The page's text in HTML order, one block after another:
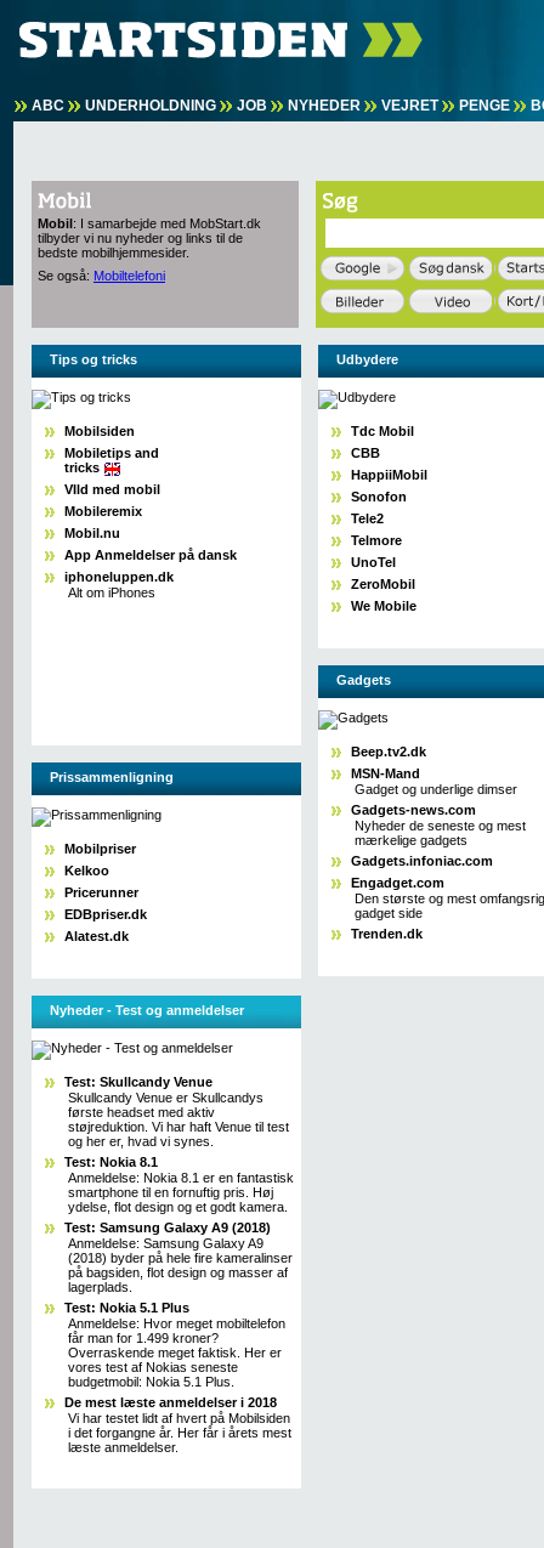
ABC UNDERHOLDNING JOB NYHEDER VEJRET PENGE
Mobil: I samarbejde med MobStart.dk
tilbyder vi nu nyheder og links til de
bedste mobilhjemmesider.
Se også: Mobiltelefoni
Tips og tricks
Mobilsiden
Mobiletips and
tricks
VIld med mobil
Mobileremix
Mobil.nu
App Anmeldelser på dansk
iphoneluppen.dk
Alt om iPhones
Prissammenligning
Mobilpriser
Kelkoo
Pricerunner
EDBpriser.dk
Alatest.dk
Nyheder - Test og anmeldelser
Test: Skullcandy Venue
Skullcandy Venue er Skullcandys
første headset med aktiv
støjreduktion. Vi har haft Venue til test
og her er, hvad vi synes.
Test: Nokia 8.1
Anmeldelse: Nokia 8.1 er en fantastisk
smartphone til en fornuftig pris. Høj
ydelse, flot design og et godt kamera.
Test: Samsung Galaxy A9 (2018)
Anmeldelse: Samsung Galaxy A9
(2018) byder på hele fire kameralinser
på bagsiden, flot design og masser af
lagerplads.
Test: Nokia 5.1 Plus
Anmeldelse: Hvor meget mobiltelefon
får man for 1.499 kroner?
Overraskende meget faktisk. Her er
vores test af Nokias seneste
budgetmobil: Nokia 5.1 Plus.
De mest læste anmeldelser i 2018
Vi har testet lidt af hvert på Mobilsiden
i det forgangne år. Her får i årets mest
læste anmeldelser.
Udbydere
Tdc Mobil
CBB
HappiiMobil
Sonofon
Tele2
Telmore
UnoTel
ZeroMobil
We Mobile
Gadgets
Beep.tv2.dk
MSN-Mand
Gadget og underlige dimser
Gadgets-news.com
Nyheder de seneste og mest
mærkelige gadgets
Gadgets.infoniac.com
Engadget.com
Den største og mest
gadget side
Trenden.dk